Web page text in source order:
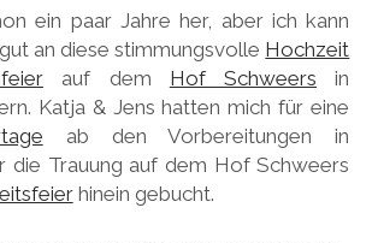
ein paar Jahre her, aber ich kann
an diese stimmungsvolle Hochzeit
auf dem Hof Schweers in
Katja & Jens hatten mich für eine
ab den Vorbereitungen in
die Trauung auf dem Hof Schweers
hinein gebucht.